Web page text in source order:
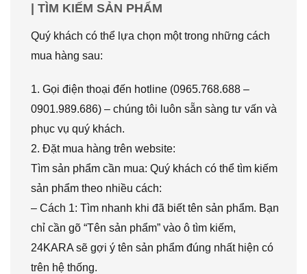
| TÌM KIẾM SẢN PHẨM
Quý khách có thể lựa chọn một trong những cách
mua hàng sau:
1. Gọi điện thoại đến hotline (0965.768.688 –
0901.989.686) – chúng tôi luôn sẵn sàng tư vấn và
phục vụ quý khách.
2. Đặt mua hàng trên website:
Tìm sản phẩm cần mua: Quý khách có thể tìm kiếm
sản phẩm theo nhiều cách:
– Cách 1: Tìm nhanh khi đã biết tên sản phẩm. Bạn
chỉ cần gõ “Tên sản phẩm” vào ô tìm kiếm,
24KARA sẽ gợi ý tên sản phẩm đúng nhất hiện có
trên hệ thống.